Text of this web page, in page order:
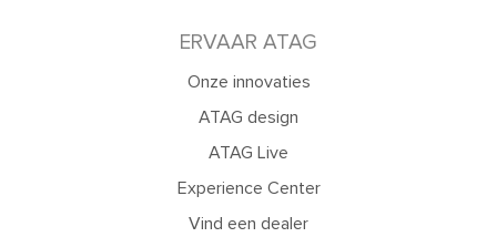
ERVAAR ATAG
Onze innovaties
ATAG design
ATAG Live
Experience Center
Vind een dealer